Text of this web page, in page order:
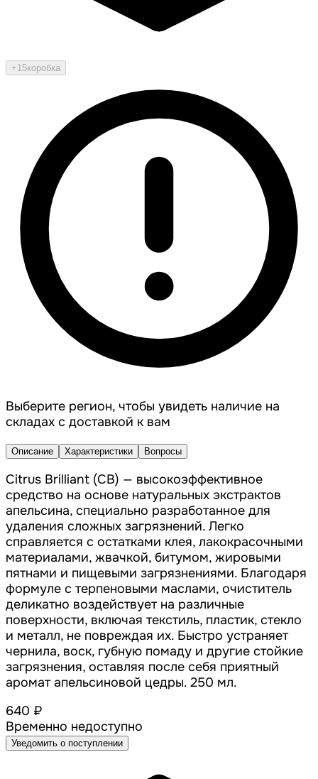
+15коробка
Выберите регион, чтобы увидеть наличие на
складах с доставкой к вам
Описание Характеристики Вопросы
Citrus Brilliant (CB) — высокоэффективное
средство на основе натуральных экстрактов
апельсина, специально разработанное для
удаления сложных загрязнений. Легко
справляется с остатками клея, лакокрасочными
материалами, жвачкой, битумом, жировыми
пятнами и пищевыми загрязнениями. Благодаря
формуле с терпеновыми маслами, очиститель
деликатно воздействует на различные
поверхности, включая текстиль, пластик, стекло
и металл, не повреждая их. Быстро устраняет
чернила, воск, губную помаду и другие стойкие
загрязнения, оставляя после себя приятный
аромат апельсиновой цедры. 250 мл.
640 ₽
Временно недоступно
Уведомить о поступлении